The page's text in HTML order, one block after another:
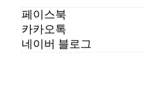
페이스북
카카오톡
네이버 블로그